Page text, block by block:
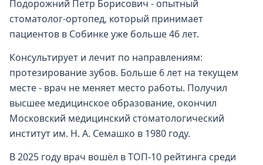
Подорожний Петр Борисович - опытный
стоматолог-ортопед, который принимает
пациентов в Собинке уже больше 46 лет.
Консультирует и лечит по направлениям:
протезирование зубов. Больше 6 лет на текущем
месте - врач не меняет место работы. Получил
высшее медицинское образование, окончил
Московский медицинский стоматологический
институт им. Н. А. Семашко в 1980 году.
В 2025 году врач вошёл в ТОП-10 рейтинга среди